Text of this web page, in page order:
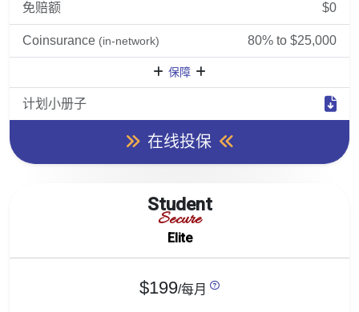
免赔额 $0
Coinsurance (in-network) 80% to $25,000
保障
计划小册子
在线投保
Student
Secure
Elite
$199/每月